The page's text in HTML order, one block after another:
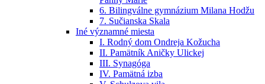
6. Bilingválne gymnázium Milana Hodžu
7. Sučianska Skala
Iné významné miesta
I. Rodný dom Ondreja Kožucha
II. Pamätník Aničky Ulickej
III. Synagóga
IV. Pamätná izba